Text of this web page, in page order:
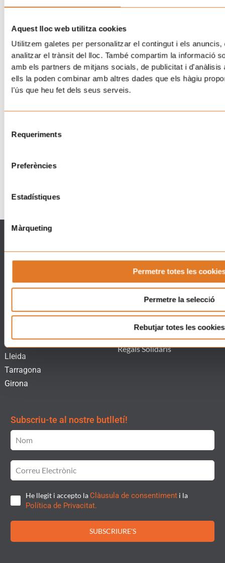
Aquest lloc web utilitza cookies
Utilitzem galetes per personalitzar el contingut i els
analitzar el trànsit del lloc. També compartim la informació
amb els partners de mitjans socials, de publicitat i d'anàlisis
ells la poden combinar amb altres dades que els hàgiu
l'ús que heu fet dels seus serveis.
deRequeriments
Preferències
Estadístiques
Màrqueting
Permetre totes les cookies
Permetre la selecció
Rebutjar totes les cookies
Barcelona
DS
SEP
09:30 am - 02:00 pm
Nova edició de “Posa’t la
Gorra!” a Breda
Breda
Què fem
RockpelsXuklis
Actualitat
Empreses
Dona Ara!
Fes un voluntariat
Botiga Solidària
Barcelona
Lleida
Tarragona
Girona
Botiga
Regals Solidaris
Subscriu-te al nostre butlletí!
He llegit i accepto la Clàusula de consentiment i la
Política de Privacitat.
SUBSCRIURE'S